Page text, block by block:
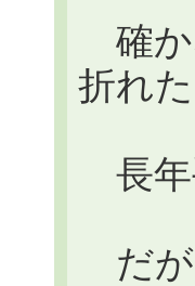
確か
折れた
長年
だが